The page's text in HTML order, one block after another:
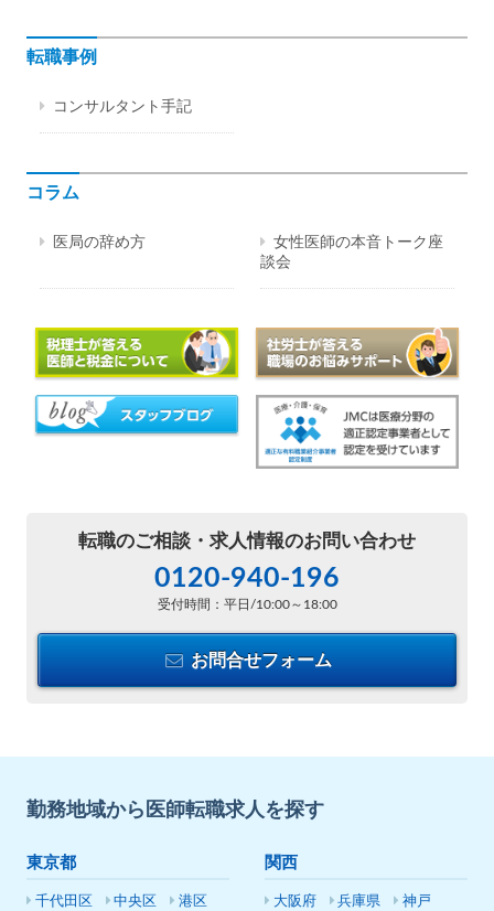
転職事例
コンサルタント手記
コラム
医局の辞め方
女性医師の本音トーク座
談会
転職のご相談・ 求人情報のお問い合わせ
0120-940-196
受付時間：平日/10:00～18:00
お問合せフォーム
勤務地域から医師転職求人を探す
東京都
千代田区 中央区
港区
関西
大阪府 兵庫県
神戸